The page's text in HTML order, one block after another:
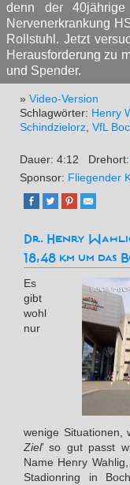
denn der
Nervenerkrankung
Rollstuhl. Jetzt
Herausforderung zu
und Spender.
» Video-Version
Schlagwörter: Henry
Schindzielorz, VfL
Dauer: 4:12 Drehort:
Sponsor: Fliegender
Dr. Henry
18,48 km um
Es
gibt
wohl
nur
wenige Situationen,
Ziel’ so gut passt
Name Henry
Stadionring in